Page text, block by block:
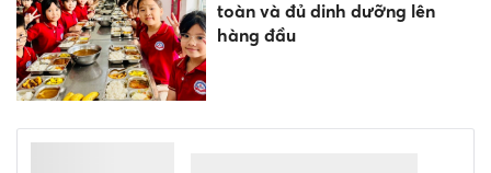
toàn và đủ dinh dưỡng lên
hàng đầu